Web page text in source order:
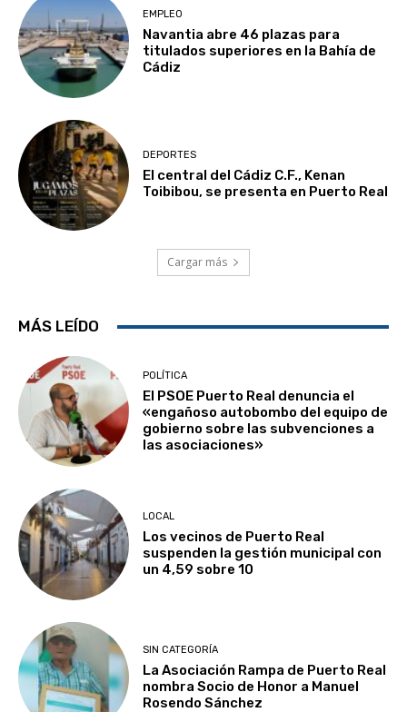
EMPLEO
Navantia abre 46 plazas para
titulados superiores en la Bahía de
Cádiz
DEPORTES
El central del Cádiz C.F., Kenan
Toibibou, se presenta en Puerto Real
Cargar más
MÁS LEÍDO
POLÍTICA
El PSOE Puerto Real denuncia el
«engañoso autobombo del equipo de
gobierno sobre las subvenciones a
las asociaciones»
LOCAL
Los vecinos de Puerto Real
suspenden la gestión municipal con
un 4,59 sobre 10
SIN CATEGORÍA
La Asociación Rampa de Puerto Real
nombra Socio de Honor a Manuel
Rosendo Sánchez